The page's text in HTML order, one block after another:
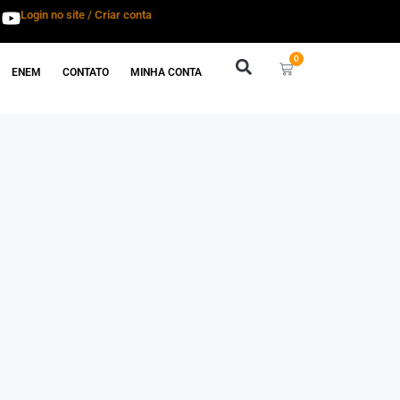
Login no site / Criar conta
ENEM CONTATO MINHA CONTA
0